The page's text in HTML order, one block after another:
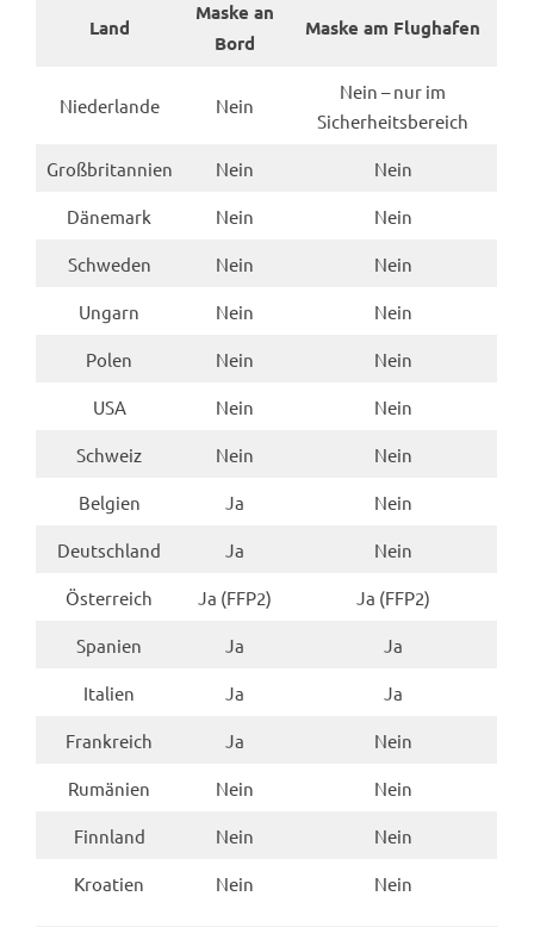
Land
Maske an
Bord
Maske am Flughafen
Niederlande Nein
Nein – nur im
Sicherheitsbereich
Großbritannien Nein Nein
Dänemark Nein Nein
Schweden Nein Nein
Ungarn Nein Nein
Polen Nein Nein
USA Nein Nein
Schweiz Nein Nein
Belgien Ja Nein
Deutschland Ja Nein
Österreich Ja (FFP2) Ja (FFP2)
Spanien Ja Ja
Italien Ja Ja
Frankreich Ja Nein
Rumänien Nein Nein
Finnland Nein Nein
Kroatien Nein Nein